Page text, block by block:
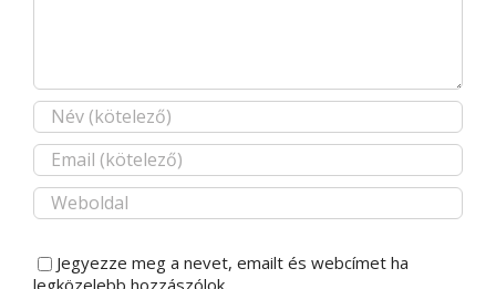
Jegyezze meg a nevet, emailt és webcímet ha